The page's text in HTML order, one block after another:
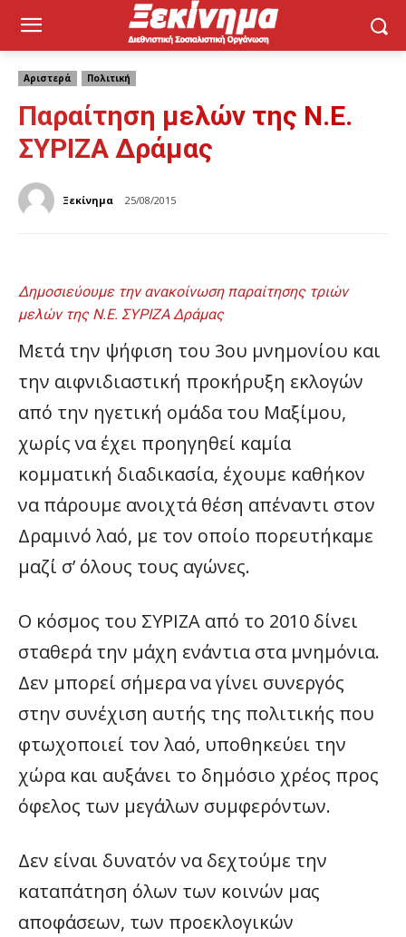
Αριστερά Πολιτική
Παραίτηση μελών της Ν.Ε.
ΣΥΡΙΖΑ Δράμας
Ξεκίνημα 25/08/2015
Δημοσιεύουμε την ανακοίνωση παραίτησης τριών
μελών της Ν.Ε. ΣΥΡΙΖΑ Δράμας
Μετά την ψήφιση του 3ου μνημονίου και
την αιφνιδιαστική προκήρυξη εκλογών
από την ηγετική ομάδα του Μαξίμου,
χωρίς να έχει προηγηθεί καμία
κομματική διαδικασία, έχουμε καθήκον
να πάρουμε ανοιχτά θέση απέναντι στον
Δραμινό λαό, με τον οποίο πορευτήκαμε
μαζί σ’ όλους τους αγώνες.
Ο κόσμος του ΣΥΡΙΖΑ από το 2010 δίνει
σταθερά την μάχη ενάντια στα μνημόνια.
Δεν μπορεί σήμερα να γίνει συνεργός
στην συνέχιση αυτής της πολιτικής που
φτωχοποιεί τον λαό, υποθηκεύει την
χώρα και αυξάνει το δημόσιο χρέος προς
όφελος των μεγάλων συμφερόντων.
Δεν είναι δυνατόν να δεχτούμε την
καταπάτηση όλων των κοινών μας
αποφάσεων, των προεκλογικών